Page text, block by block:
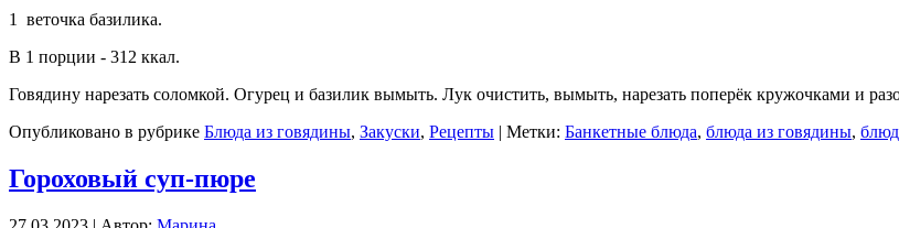
1 веточка базилика.
В 1 порции - 312 ккал.
Говядину нарезать соломкой. Огурец и базилик вымыть. Лук очистить, вымыть, нарезать поперёк кружочками и
Опубликовано в рубрике Блюда из говядины, Закуски, Рецепты | Метки: Банкетные блюда, блюда из говядины,
Гороховый суп-пюре